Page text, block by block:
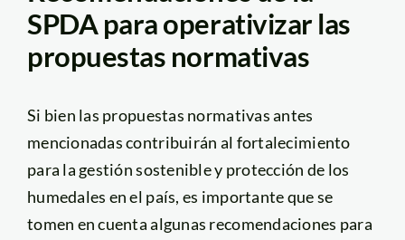
SPDA para operativizar las
propuestas normativas
Si bien las propuestas normativas antes
mencionadas contribuirán al fortalecimiento
para la gestión sostenible y protección de los
humedales en el país, es importante que se
tomen en cuenta algunas recomendaciones para